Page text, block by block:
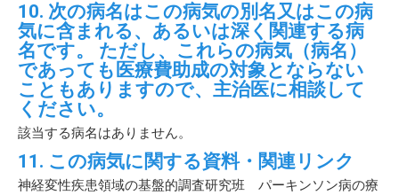
10. 次の病名はこの病気の別名又はこの病
気に含まれる、あるいは深く関連する病
名です。 ただし、これらの病気（病名）
であっても医療費助成の対象とならない
こともありますので、主治医に相談して
ください。
該当する病名はありません。
11. この病気に関する資料・関連リンク
神経変性疾患領域の基盤的調査研究班 パーキンソン病の療